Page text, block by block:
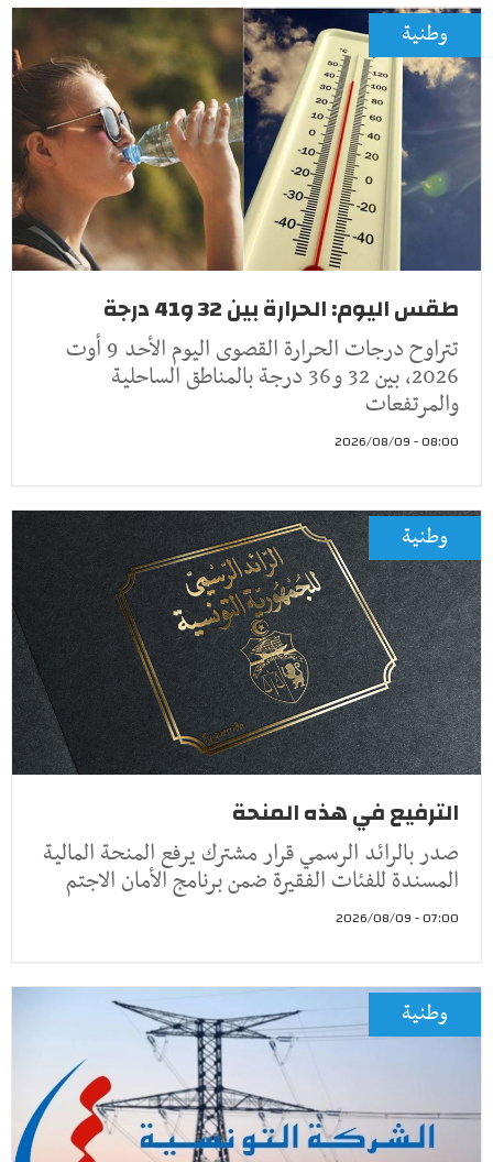
وطنية
طقس اليوم: الحرارة بين 32 و41 درجة
تتراوح درجات الحرارة القصوى اليوم الأحد 9 أوت
2026، بين 32 و36 درجة بالمناطق الساحلية
والمرتفعات
08:00 - 2026/08/09
وطنية
الترفيع في هذه المنحة
صدر بالرائد الرسمي قرار مشترك يرفع المنحة المالية
المسندة للفئات الفقيرة ضمن برنامج الأمان الاجتم
07:00 - 2026/08/09
وطنية